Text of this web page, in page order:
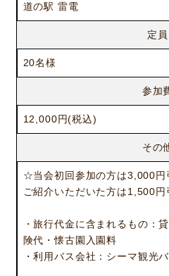
ニュース
ギャラリー
道の駅 雷電
定員
20名様
参加
12,000円(税込)
その
☆当会初回参加の方は3,000円
ご紹介いただいた方は1,500円
・旅行代金に含まれるもの：
険代・懐古園入園料
・利用バス会社：シーマ観光